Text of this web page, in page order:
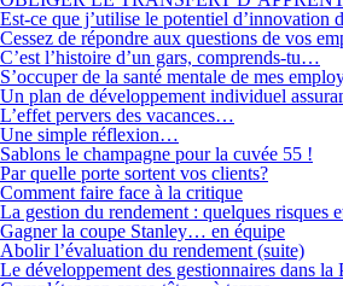
Est-ce que j’utilise le potentiel d’innovation
Cessez de répondre aux questions de vos
C’est l’histoire d’un gars, comprends-tu…
S’occuper de la santé mentale de mes
Un plan de développement individuel
L’effet pervers des vacances…
Une simple réflexion…
Sablons le champagne pour la cuvée 55 !
Par quelle porte sortent vos clients?
Comment faire face à la critique
La gestion du rendement : quelques risques
Gagner la coupe Stanley… en équipe
Abolir l’évaluation du rendement (suite)
Le développement des gestionnaires dans la